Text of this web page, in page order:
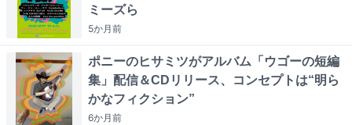
ミーズら
5か月前
ポニーのヒサミツがアルバム「ウゴーの短編
集」配信＆CDリリース、コンセプトは“明ら
かなフィクション”
6か月前